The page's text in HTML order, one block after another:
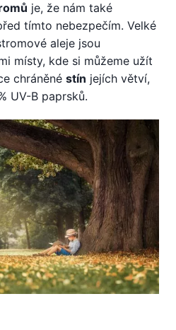
je, že nám také
tímto nebezpečím. Velké
aleje jsou
místy, kde si můžeme užít
chráněné stín jejích větví,
UV-B paprsků.